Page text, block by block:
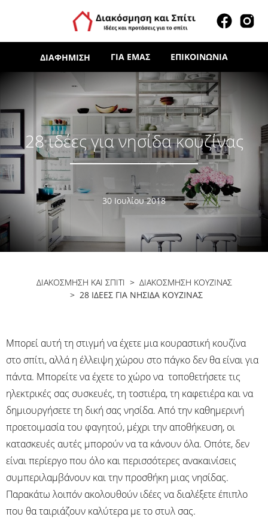
ΔΙΑΦΉΜΙΣΗ ΓΙΑ ΕΜΆΣ ΕΠΙΚΟΙΝΩΝΊΑ
28 ιδέες για νησίδα κουζίνας
30 Ιουλίου 2018
ΔΙΑΚΟΣΜΗΣΗ ΚΑΙ ΣΠΙΤΙ > ΔΙΑΚΌΣΜΗΣΗ ΚΟΥΖΊΝΑΣ
> 28 ΙΔΈΕΣ ΓΙΑ ΝΗΣΊΔΑ ΚΟΥΖΊΝΑΣ
Μπορεί αυτή τη στιγμή να έχετε μια κουραστική κουζίνα
στο σπίτι, αλλά η έλλειψη χώρου στο πάγκο δεν θα είναι για
πάντα. Μπορείτε να έχετε το χώρο να τοποθετήσετε τις
ηλεκτρικές σας συσκευές, τη τοστιέρα, τη καφετιέρα και να
δημιουργήσετε τη δική σας νησίδα. Από την καθημερινή
προετοιμασία του φαγητού, μέχρι την αποθήκευση, οι
κατασκευές αυτές μπορούν να τα κάνουν όλα. Οπότε, δεν
είναι περίεργο που όλο και περισσότερες ανακαινίσεις
συμπεριλαμβάνουν και την προσθήκη μιας νησίδας.
Παρακάτω λοιπόν ακολουθούν ιδέες να διαλέξετε έπιπλο
που θα ταιριάζουν καλύτερα με το στυλ σας.